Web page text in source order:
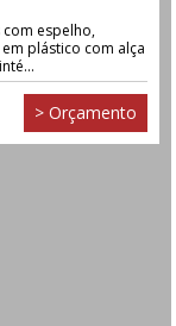
espelho,
plástico com alça
> Orçamento